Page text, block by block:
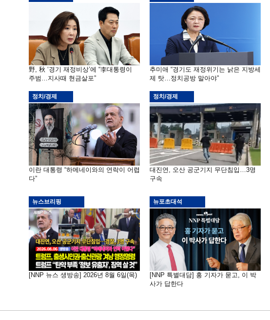
野, 秋 ‘경기 재정비상’에 “李대통령이
주범…지사때 현금살포”
추미애 “경기도 재정위기는 낡은 지방세
제 탓…정치공방 말아야”
정치/경제
이란 대통령 “하메네이와의 연락이 어렵
다”
정치/경제
대진연, 오산 공군기지 무단침입…3명
구속
뉴스브리핑
[NNP 뉴스 생방송] 2026년 8월 6일(목)
뉴포초대석
[NNP 특별대담] 홍 기자가 묻고, 이 박
사가 답한다